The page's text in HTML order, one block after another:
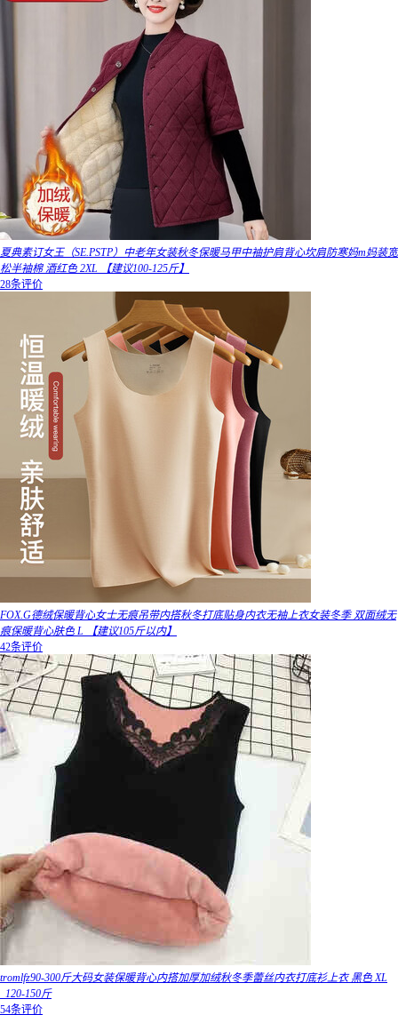
夏典素订女王（SE.PSTP）中老年女装秋冬保暖马甲中袖护肩背心坎肩防寒妈m妈装宽
松半袖棉 酒红色 2XL 【建议100-125斤】
28条评价
FOX.G德绒保暖背心女士无痕吊带内搭秋冬打底贴身内衣无袖上衣女装冬季 双面绒无
痕保暖背心肤色 L 【建议105斤以内】
42条评价
tromlfz90-300斤大码女装保暖背心内搭加厚加绒秋冬季蕾丝内衣打底衫上衣 黑色 XL
_120-150斤
54条评价